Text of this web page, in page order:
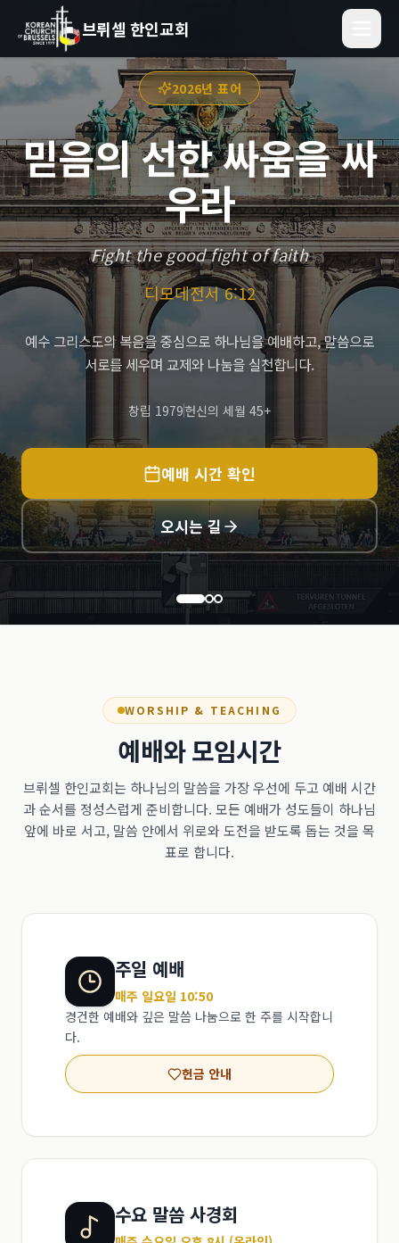
브뤼셀 한인교회
2026년 표어
믿음의 선한 싸움을 싸
우라
Fight the good fight of faith
디모데전서 6:12
예수 그리스도의 복음을 중심으로 하나님을 예배하고, 말씀으로
서로를 세우며 교제와 나눔을 실천합니다.
창립 1979헌신의 세월 45+
예배 시간 확인
오시는 길
WORSHIP & TEACHING
예배와 모임시간
브뤼셀 한인교회는 하나님의 말씀을 가장 우선에 두고 예배 시간
과 순서를 정성스럽게 준비합니다. 모든 예배가 성도들이 하나님
앞에 바로 서고, 말씀 안에서 위로와 도전을 받도록 돕는 것을 목
표로 합니다.
주일 예배
매주 일요일 10:50
경건한 예배와 깊은 말씀 나눔으로 한 주를 시작합니
다.
헌금 안내
수요 말씀 사경회